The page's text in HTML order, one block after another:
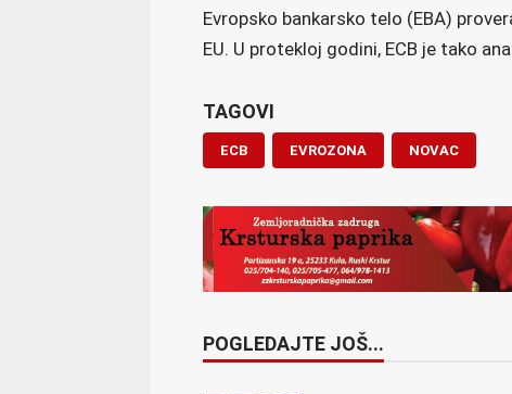
Evropsko bankarsko telo (EBA)
EU. U protekloj godini, ECB je tako
TAGOVI
ECB EVROZONA NOVAC
POGLEDAJTE JOŠ...